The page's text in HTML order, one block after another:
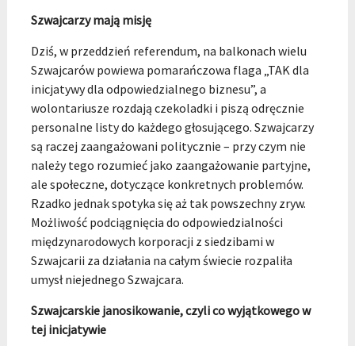
Szwajcarzy mają misję
Dziś, w przeddzień referendum, na balkonach wielu
Szwajcarów powiewa pomarańczowa flaga „TAK dla
inicjatywy dla odpowiedzialnego biznesu”, a
wolontariusze rozdają czekoladki i piszą odręcznie
personalne listy do każdego głosującego. Szwajcarzy
są raczej zaangażowani politycznie – przy czym nie
należy tego rozumieć jako zaangażowanie partyjne,
ale społeczne, dotyczące konkretnych problemów.
Rzadko jednak spotyka się aż tak powszechny zryw.
Możliwość podciągnięcia do odpowiedzialności
międzynarodowych korporacji z siedzibami w
Szwajcarii za działania na całym świecie rozpaliła
umysł niejednego Szwajcara.
Szwajcarskie janosikowanie, czyli co wyjątkowego w
tej inicjatywie